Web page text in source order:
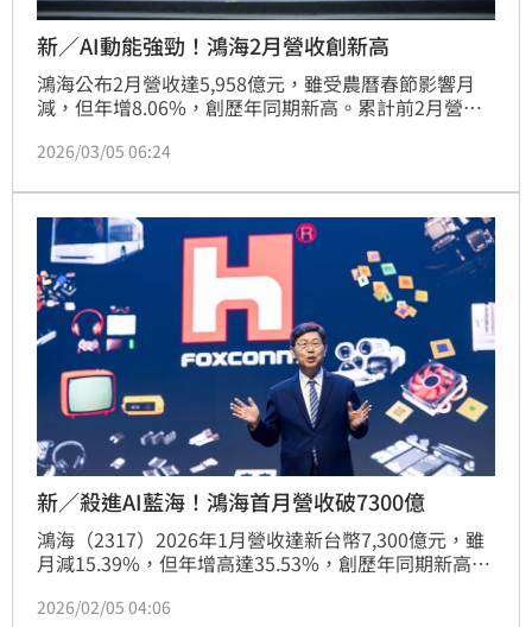
新／AI動能強勁！鴻海2月營收創新高
鴻海公布2月營收達5,958億元，雖受農曆春節影響月
減，但年增8.06%，創歷年同期新高。累計前2月營收
於AI雲端產品拉貨動能強勁，帶動「雲端網路產品類
於過去五年同期，因AI機櫃出貨持續放量及消費智能產
品表現優於預期。董事長劉揚偉將主持開工儀式，市場
關注其對產業景氣看法。此外，鴻海將參與3月16日的
法人說明會及3月17日至20日的NVIDIA GTC大會，其
AI技術展示與合作進度預計將牽動半導體與伺服器供應
鏈後市。
2026/03/05 06:24
新／殺進AI藍海！鴻海首月營收破7300億
鴻海（2317）2026年1月營收達新台幣7,300億元，雖
月減15.39%，但年增高達35.53%，創歷年同期新高紀
持續放量，加上消費智能產品表現優於預期，讓鴻海即
2026/02/05 04:06